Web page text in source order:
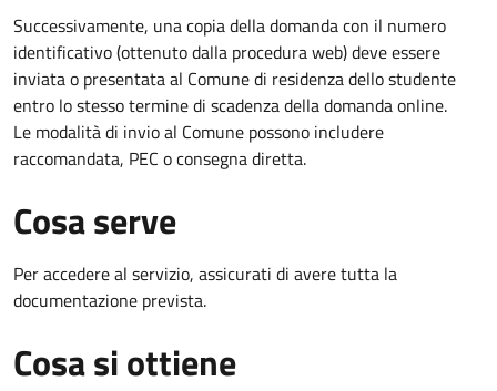
Successivamente, una copia della domanda con il numero
identificativo (ottenuto dalla procedura web) deve essere
inviata o presentata al Comune di residenza dello studente
entro lo stesso termine di scadenza della domanda online.
Le modalità di invio al Comune possono includere
raccomandata, PEC o consegna diretta.
Cosa serve
Per accedere al servizio, assicurati di avere tutta la
documentazione prevista.
Cosa si ottiene